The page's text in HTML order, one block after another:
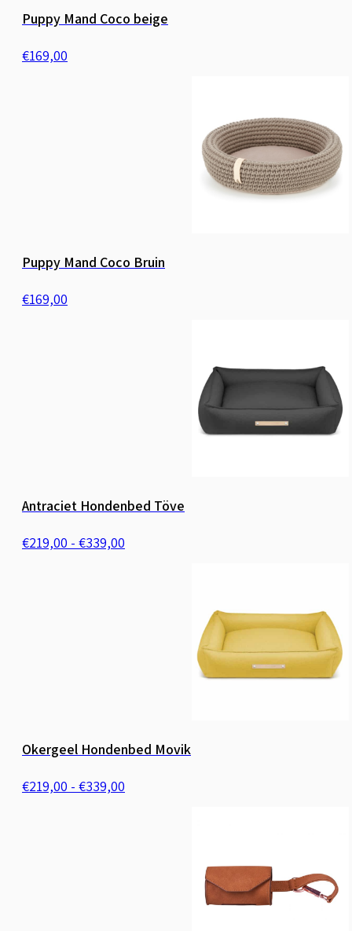
Puppy Mand Coco beige
€169,00
Puppy Mand Coco Bruin
€169,00
Antraciet Hondenbed Töve
€219,00 - €339,00
Okergeel Hondenbed Movik
€219,00 - €339,00